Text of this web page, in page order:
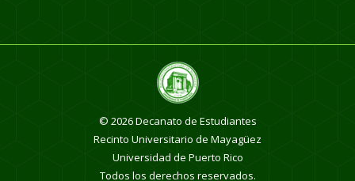
© 2026Decanato de Estudiantes
Recinto Universitario de Mayagüez
Universidad de Puerto Rico
Todos los derechos reservados.